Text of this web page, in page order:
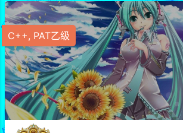
C++, PAT乙级